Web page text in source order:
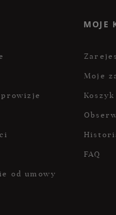
prowizje
od umowy
MOJE
Moje
Koszyk
FAQ